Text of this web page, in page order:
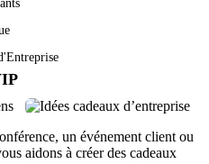
un événement client ou
aidons à créer des cadeaux